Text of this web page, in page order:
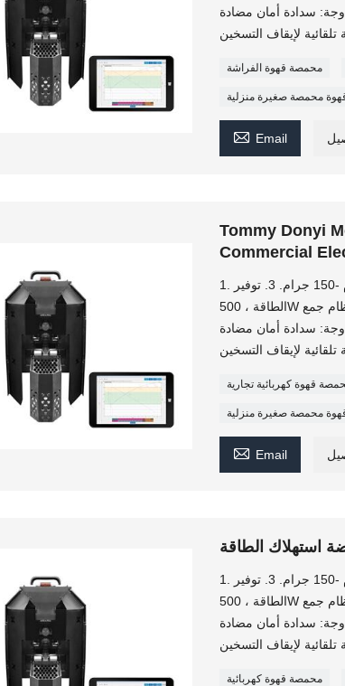
سريع. 7. حماية أمان مزدوجة: سدادة أمان مضادة
محمصة قهوة الفراشة
محمصة صغيرة منزلية
 Email
Tommy Donyi
Commercial
1. محمصة قهوة صغيرة. الوزن فقط 6 كجم. 2. السعة 50 جرام -150 جرام. 3. توفير
الطاقة ، 500W فقط. 4. يمكن تحديد التحكم اليدوي والتحكم الحرفي. 5. نظام جمع
سريع. 7. حماية أمان مزدوجة: سدادة أمان مضادة
قهوة كهربائية تجارية
محمصة صغيرة منزلية
 Email
استهلاك الطاقة
1. محمصة قهوة صغيرة. الوزن فقط 6 كجم. 2. السعة 50 جرام -150 جرام. 3. توفير
الطاقة ، 500W فقط. 4. يمكن تحديد التحكم اليدوي والتحكم الحرفي. 5. نظام جمع
سريع. 7. حماية أمان مزدوجة: سدادة أمان مضادة
محمصة قهوة كهربائية